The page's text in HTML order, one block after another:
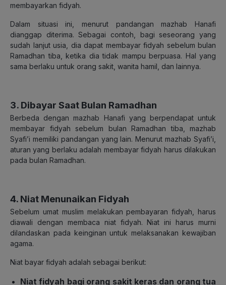
membayarkan fidyah.
Dalam situasi ini, menurut pandangan mazhab Hanafi
dianggap diterima. Sebagai contoh, bagi seseorang yang
sudah lanjut usia, dia dapat membayar fidyah sebelum bulan
Ramadhan tiba, ketika dia tidak mampu berpuasa. Hal yang
sama berlaku untuk orang sakit, wanita hamil, dan lainnya.
3. Dibayar Saat Bulan Ramadhan
Berbeda dengan mazhab Hanafi yang berpendapat untuk
membayar fidyah sebelum bulan Ramadhan tiba, mazhab
Syafi’i memiliki pandangan yang lain. Menurut mazhab Syafi’i,
aturan yang berlaku adalah membayar fidyah harus dilakukan
pada bulan Ramadhan.
4. Niat Menunaikan Fidyah
Sebelum umat muslim melakukan pembayaran fidyah, harus
diawali dengan membaca niat fidyah. Niat ini harus murni
dilandaskan pada keinginan untuk melaksanakan kewajiban
agama.
Niat bayar fidyah adalah sebagai berikut:
Niat fidyah bagi orang sakit keras dan orang tua